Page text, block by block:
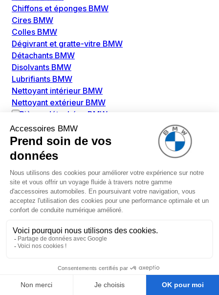
Chiffons et éponges BMW
Cires BMW
Colles BMW
Dégivrant et gratte-vitre BMW
Détachants BMW
Disolvants BMW
Lubrifiants BMW
Nettoyant intérieur BMW
Nettoyant extérieur BMW
Pièces détachées BMW
Alimentation Carburant BMW
Boitier papillon BMW
Faisceau de câble pour réservoir avec pompe
d'aspiration BMW
Injecteur BMW
Pompe à carburant BMW
Pompe diesel BMW
Allumage / Préchauffage BMW
Boitier de préchauffage BMW
Bougie de préchauffage BMW
Amortisseurs BMW